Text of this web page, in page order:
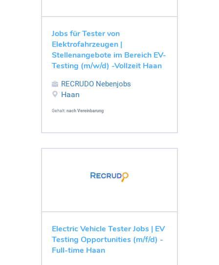
Jobs für Tester von
Elektrofahrzeugen |
Stellenangebote im Bereich EV-
Testing (m/w/d) -Vollzeit Haan
RECRUDO Nebenjobs
Haan
Gehalt: nach Vereinbarung
Electric Vehicle Tester Jobs | EV
Testing Opportunities (m/f/d) -
Full-time Haan